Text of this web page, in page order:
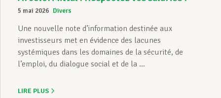
5 mai 2026 Divers
Une nouvelle note d’information destinée aux
investisseurs met en évidence des lacunes
systémiques dans les domaines de la sécurité, de
l’emploi, du dialogue social et de la ...
LIRE PLUS